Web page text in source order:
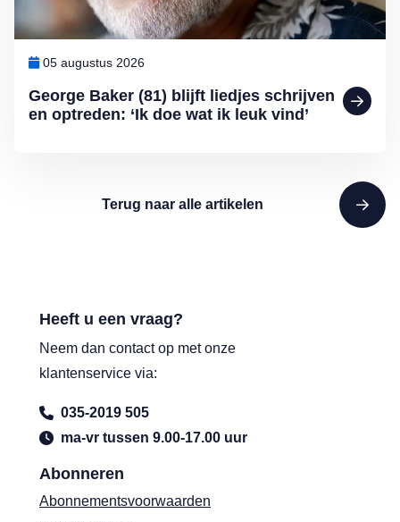
George Baker (81) blijft liedjes schrijven
en optreden: ‘Ik doe wat ik leuk vind’
05 augustus 2026
Terug naar alle artikelen
Abonneren
Abonnementsvoorwaarden
Heeft u een vraag?
Neem dan contact op met onze
klantenservice via:
035-2019 505
ma-vr tussen 9.00-17.00 uur